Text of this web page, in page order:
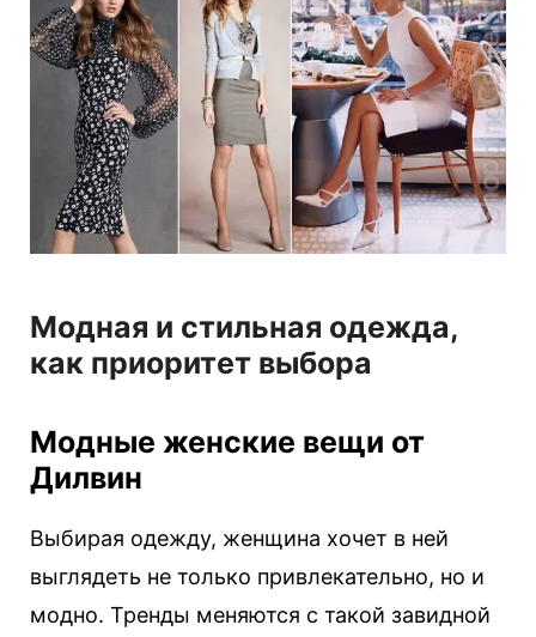
Модная и стильная одежда,
как приоритет выбора
Модные женские вещи от
Дилвин
Выбирая одежду, женщина хочет в ней
выглядеть не только привлекательно, но и
модно. Тренды меняются с такой завидной